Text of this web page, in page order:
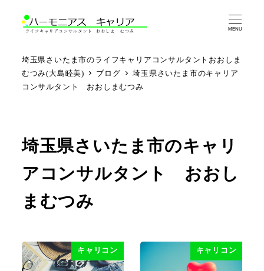
MENU
埼玉県さいたま市のライフキャリアコンサルタントおおしま
むつみ(大島睦美)
ブログ
埼玉県さいたま市のキャリア
コンサルタント おおしまむつみ
埼玉県さいたま市のキャリ
アコンサルタント おおし
まむつみ
キャリコン キャリコン